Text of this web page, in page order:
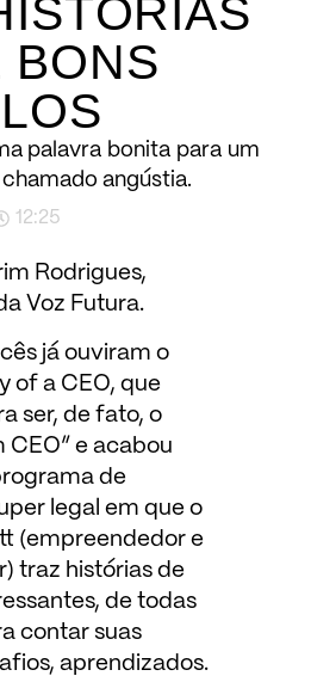
BONS
palavra bonita para um
angústia.
12:25
Rodrigues,
Voz Futura.
já ouviram o
of a CEO, que
ser, de fato, o
CEO” e acabou
de
legal em que o
(empreendedor e
traz histórias de
de todas
contar suas
aprendizados.